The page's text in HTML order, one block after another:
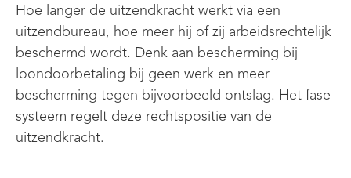
Hoe langer de uitzendkracht werkt via een
uitzendbureau, hoe meer hij of zij arbeidsrechtelijk
beschermd wordt. Denk aan bescherming bij
loondoorbetaling bij geen werk en meer
bescherming tegen bijvoorbeeld ontslag. Het fase-
systeem regelt deze rechtspositie van de
uitzendkracht.